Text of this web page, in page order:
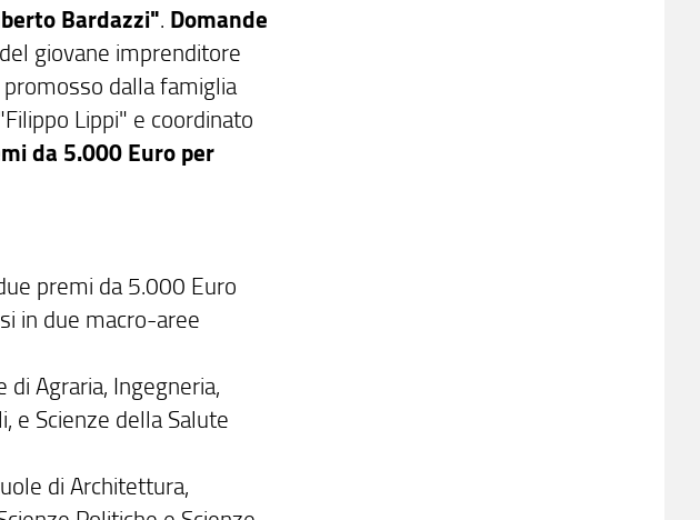
Bardazzi". Domande
giovane imprenditore
dalla famiglia
Lippi" e coordinato
da 5.000 Euro per
premi da 5.000 Euro
in due macro-aree
Agraria, Ingegneria,
e Scienze della Salute
di Architettura,